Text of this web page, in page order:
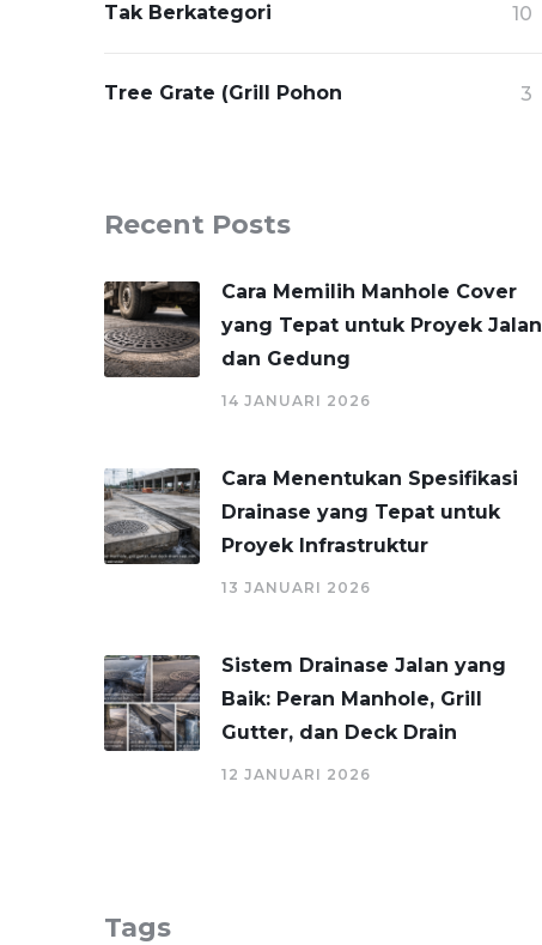
Tak Berkategori 10
Tree Grate (Grill Pohon 3
Recent Posts
Cara Memilih Manhole Cover
yang Tepat untuk Proyek Jalan
dan Gedung
14 JANUARI 2026
Cara Menentukan Spesifikasi
Drainase yang Tepat untuk
Proyek Infrastruktur
13 JANUARI 2026
Sistem Drainase Jalan yang
Baik: Peran Manhole, Grill
Gutter, dan Deck Drain
12 JANUARI 2026
Tags